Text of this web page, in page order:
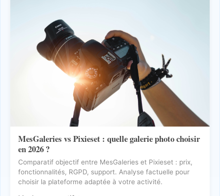
MesGaleries vs Pixieset : quelle galerie photo choisir
en 2026 ?
Comparatif objectif entre MesGaleries et Pixieset : prix,
fonctionnalités, RGPD, support. Analyse factuelle pour
choisir la plateforme adaptée à votre activité.